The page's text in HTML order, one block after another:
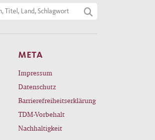
META
Impressum
Datenschutz
Barrierefreiheitserklärung
TDM-Vorbehalt
Nachhaltigkeit